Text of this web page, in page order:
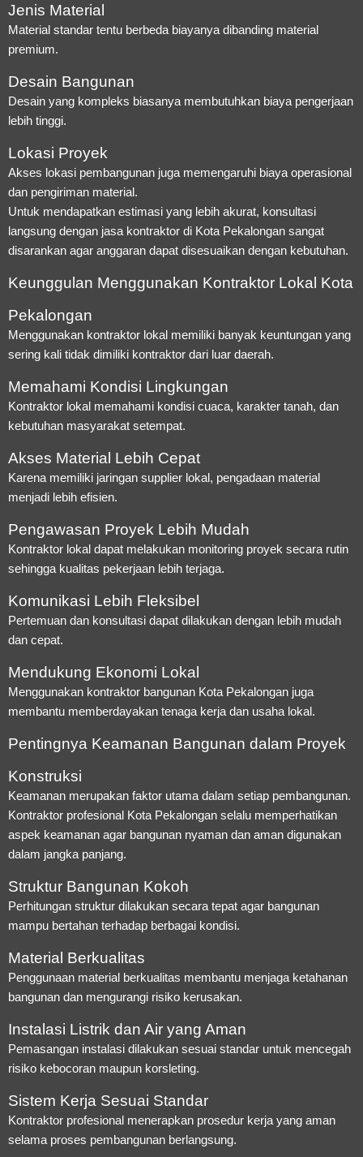
Jenis Material
Material standar tentu berbeda biayanya dibanding material
premium.
Desain Bangunan
Desain yang kompleks biasanya membutuhkan biaya pengerjaan
lebih tinggi.
Lokasi Proyek
Akses lokasi pembangunan juga memengaruhi biaya operasional
dan pengiriman material.
Untuk mendapatkan estimasi yang lebih akurat, konsultasi
langsung dengan jasa kontraktor di Kota Pekalongan sangat
disarankan agar anggaran dapat disesuaikan dengan kebutuhan.
Keunggulan Menggunakan Kontraktor Lokal Kota
Pekalongan
Menggunakan kontraktor lokal memiliki banyak keuntungan yang
sering kali tidak dimiliki kontraktor dari luar daerah.
Memahami Kondisi Lingkungan
Kontraktor lokal memahami kondisi cuaca, karakter tanah, dan
kebutuhan masyarakat setempat.
Akses Material Lebih Cepat
Karena memiliki jaringan supplier lokal, pengadaan material
menjadi lebih efisien.
Pengawasan Proyek Lebih Mudah
Kontraktor lokal dapat melakukan monitoring proyek secara rutin
sehingga kualitas pekerjaan lebih terjaga.
Komunikasi Lebih Fleksibel
Pertemuan dan konsultasi dapat dilakukan dengan lebih mudah
dan cepat.
Mendukung Ekonomi Lokal
Menggunakan kontraktor bangunan Kota Pekalongan juga
membantu memberdayakan tenaga kerja dan usaha lokal.
Pentingnya Keamanan Bangunan dalam Proyek
Konstruksi
Keamanan merupakan faktor utama dalam setiap pembangunan.
Kontraktor profesional Kota Pekalongan selalu memperhatikan
aspek keamanan agar bangunan nyaman dan aman digunakan
dalam jangka panjang.
Struktur Bangunan Kokoh
Perhitungan struktur dilakukan secara tepat agar bangunan
mampu bertahan terhadap berbagai kondisi.
Material Berkualitas
Penggunaan material berkualitas membantu menjaga ketahanan
bangunan dan mengurangi risiko kerusakan.
Instalasi Listrik dan Air yang Aman
Pemasangan instalasi dilakukan sesuai standar untuk mencegah
risiko kebocoran maupun korsleting.
Sistem Kerja Sesuai Standar
Kontraktor profesional menerapkan prosedur kerja yang aman
selama proses pembangunan berlangsung.